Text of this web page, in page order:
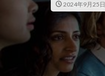
2024年9月25日